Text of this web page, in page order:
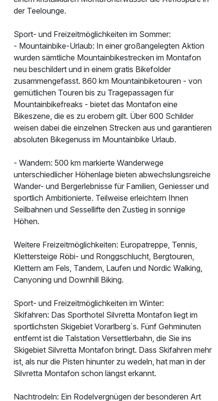
der Teelounge.
Sport- und Freizeitmöglichkeiten im Sommer:
- Mountainbike-Urlaub: In einer großangelegten Aktion
wurden sämtliche Mountainbikestrecken im Montafon
neu beschildert und in einem gratis Bikefolder
zusammengefasst. 860 km Mountainbiketouren - von
gemütlichen Touren bis zu Tragepassagen für
Mountainbikefreaks - bietet das Montafon eine
Bikeszene, die es zu erobern gilt. Über 600 Schilder
weisen dabei die einzelnen Strecken aus und garantieren
absoluten Bikegenuss im Mountainbike Urlaub.
- Wandern: 500 km markierte Wanderwege
unterschiedlicher Höhenlage bieten abwechslungsreiche
Wander- und Bergerlebnisse für Familien, Geniesser und
sportlich Ambitionierte. Teilweise erleichtern Ihnen
Seilbahnen und Sessellifte den Zustieg in sonnige
Höhen.
Weitere Freizeitmöglichkeiten: Europatreppe, Tennis,
Klettersteige Röbi- und Ronggschlucht, Bergtouren,
Klettern am Fels, Tandem, Laufen und Nordic Walking,
Canyoning und Downhill Biking.
Sport- und Freizeitmöglichkeiten im Winter:
Skifahren: Das Sporthotel Silvretta Montafon liegt im
sportlichsten Skigebiet Vorarlberg´s. Fünf Gehminuten
entfernt ist die Talstation Versettlerbahn, die Sie ins
Skigebiet Silvretta Montafon bringt. Dass Skifahren mehr
ist, als nur die Pisten hinunter zu wedeln, hat man in der
Silvretta Montafon schon längst erkannt.
Nachtrodeln: Ein Rodelvergnügen der besonderen Art